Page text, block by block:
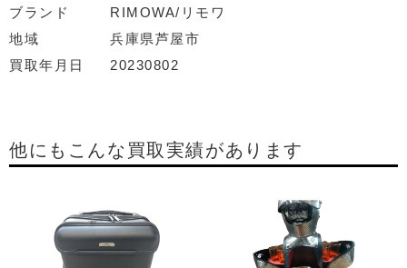
ブランド
RIMOWA/リモワ
地域
兵庫県芦屋市
買取年月日
20230802
他にもこんな買取実績があります